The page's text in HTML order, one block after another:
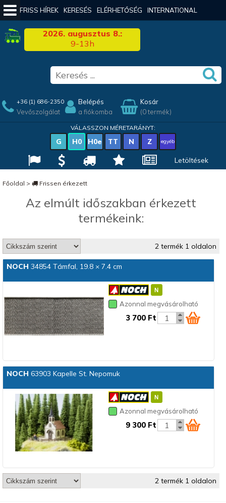
FRISS HÍREK KERESÉS ELÉRHETŐSÉG INTERNATIONAL
2026. augusztus 8.:
9-13h
+36 (1) 686-2350
Vevőszolgálat
Belépés
a fiókomba
Kosár
(0 termék)
VÁLASSZON MÉRETARÁNYT:
G H0 H0e TT N Z egyéb
Letöltések
Főoldal > Frissen érkezett
Az elmúlt időszakban érkezett
termékeink:
2 termék 1 oldalon
NOCH 34854 Támfal, 19.8 × 7.4 cm
Azonnal megvásárolható
3 700 Ft
NOCH 63903 Kapelle St. Nepomuk
Azonnal megvásárolható
9 300 Ft
2 termék 1 oldalon